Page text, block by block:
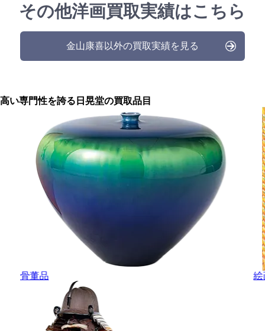
その他洋画買取実績はこちら
金山康喜以外の買取実績を見る
高い専門性を誇る 日晃堂の買取品目
骨董品 絵